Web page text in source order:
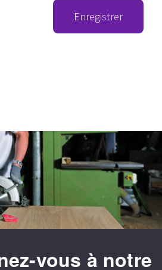
Enregistrer
vous à notre